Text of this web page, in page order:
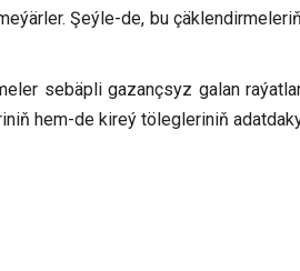
Şeýle-de, bu
sebäpli gazançsyz galan
hem-de kireý tölegleriniň